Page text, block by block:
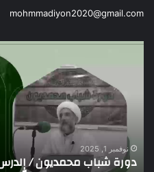
mohmmadiyon2020@gmail.com
دورة
الدرس
والعشرون
مع
الشيخ
نوفمبر 1, 2025
دورة شباب محمديون /